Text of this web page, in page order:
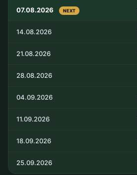
07.08.2026 NEXT
14.08.2026
21.08.2026
28.08.2026
04.09.2026
11.09.2026
18.09.2026
25.09.2026